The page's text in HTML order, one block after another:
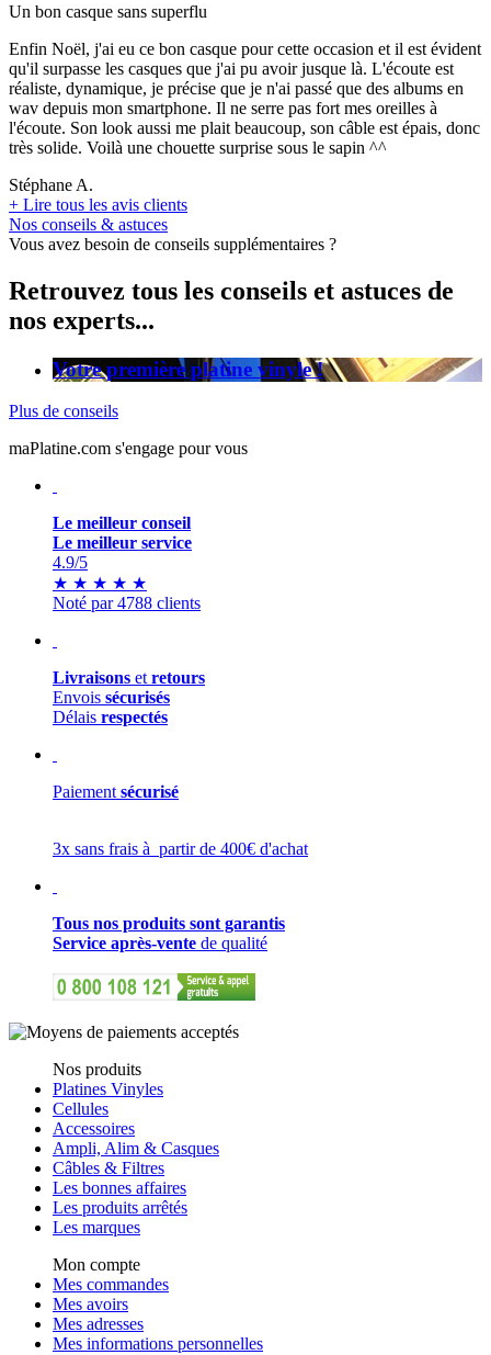
Un bon casque sans superflu
Enfin Noël, j'ai eu ce bon casque pour cette occasion et il est évident
qu'il surpasse les casques que j'ai pu avoir jusque là. L'écoute est
réaliste, dynamique, je précise que je n'ai passé que des albums en
wav depuis mon smartphone. Il ne serre pas fort mes oreilles à
l'écoute. Son look aussi me plait beaucoup, son câble est épais, donc
très solide. Voilà une chouette surprise sous le sapin ^^
Stéphane A.
+ Lire tous les avis clients
Nos conseils & astuces
Vous avez besoin de conseils supplémentaires ?
Retrouvez tous les conseils et astuces de
nos experts...
Votre première platine vinyle !
Plus de conseils
maPlatine.com s'engage pour vous
Le meilleur conseil
Le meilleur service
4.9/5
★ ★ ★ ★ ★
Noté par 4788 clients
Livraisons etretours
Envois sécurisés
Délais respectés
Paiementsécurisé
3x sans frais à partir de 400€ d'achat
Tous nos produits sont garantis
Service après-vente de qualité
Nos produits
Platines Vinyles
Cellules
Accessoires
Ampli, Alim & Casques
Câbles & Filtres
Les bonnes affaires
Les produits arrêtés
Les marques
Mon compte
Mes commandes
Mes avoirs
Mes adresses
Mes informations personnelles